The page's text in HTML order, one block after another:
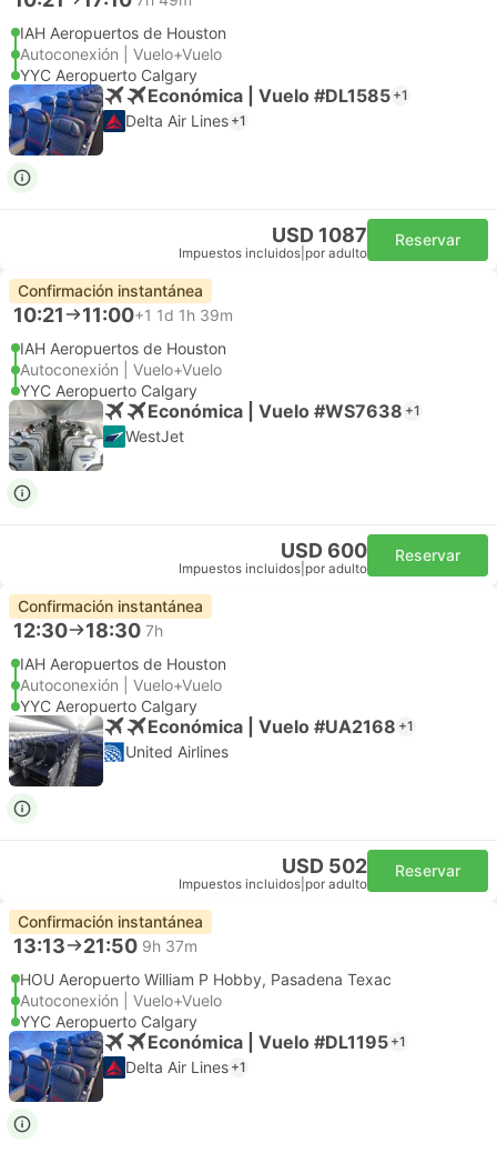
IAH Aeropuertos de Houston
Autoconexión | Vuelo+Vuelo
YYC Aeropuerto Calgary
Económica | Vuelo #DL1585 +1
Delta Air Lines +1
USD 1087
Impuestos incluidos por adulto
Reservar
Confirmación instantánea
10:21 11:00+1 1d 1h 39m
IAH Aeropuertos de Houston
Autoconexión | Vuelo+Vuelo
YYC Aeropuerto Calgary
Económica | Vuelo #WS7638 +1
WestJet
USD 600
Impuestos incluidos por adulto
Reservar
Confirmación instantánea
12:30 18:30 7h
IAH Aeropuertos de Houston
Autoconexión | Vuelo+Vuelo
YYC Aeropuerto Calgary
Económica | Vuelo #UA2168 +1
United Airlines
USD 502
Impuestos incluidos por adulto
Reservar
Confirmación instantánea
13:13 21:50 9h 37m
HOU Aeropuerto William P Hobby, Pasadena Texac
Autoconexión | Vuelo+Vuelo
YYC Aeropuerto Calgary
Económica | Vuelo #DL1195 +1
Delta Air Lines +1